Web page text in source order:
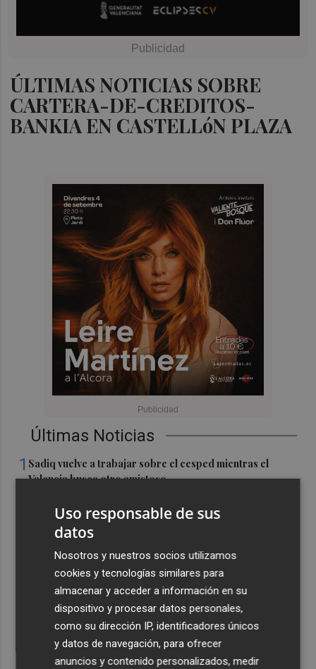
ÚLTIMAS NOTICIAS SOBRE
CARTERA-DE-CREDITOS-
BANKIA EN CASTELLóN PLAZA
Últimas Noticias
1 Sadiq vuelve a trabajar sobre el cesped mientras el
Valencia busca otro amistoso
El Portús recupera su pasado marinero con la XV
edición de Portusium Jábega
tradicional Nit de l'Albà
Cartagena prepara la llegada de los autobuses
eléctricos con 26 nuevos puntos de recarga
Elche finaliza el vaciado de vehículos de la primera
campa clausurada en Torrellano en el mes de junio
Uso responsable de sus
datos
Nosotros y nuestros socios utilizamos
cookies y tecnologías similares para
almacenar y acceder a información en su
dispositivo y procesar datos personales,
como su dirección IP, identificadores únicos
y datos de navegación, para ofrecer
anuncios y contenido personalizados, medir